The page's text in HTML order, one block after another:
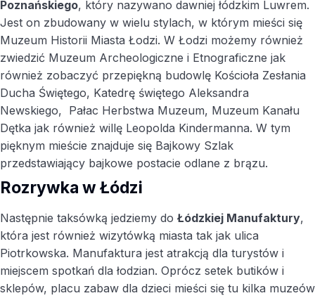
Poznańskiego, który nazywano dawniej łódzkim Luwrem.
Jest on zbudowany w wielu stylach, w którym mieści się
Muzeum Historii Miasta Łodzi. W Łodzi możemy również
zwiedzić Muzeum Archeologiczne i Etnograficzne jak
również zobaczyć przepiękną budowlę Kościoła Zesłania
Ducha Świętego, Katedrę świętego Aleksandra
Newskiego, Pałac Herbstwa Muzeum, Muzeum Kanału
Dętka jak również willę Leopolda Kindermanna. W tym
pięknym mieście znajduje się Bajkowy Szlak
przedstawiający bajkowe postacie odlane z brązu.
Rozrywka w Łódzi
Następnie taksówką jedziemy do Łódzkiej Manufaktury,
która jest również wizytówką miasta tak jak ulica
Piotrkowska. Manufaktura jest atrakcją dla turystów i
miejscem spotkań dla łodzian. Oprócz setek butików i
sklepów, placu zabaw dla dzieci mieści się tu kilka muzeów